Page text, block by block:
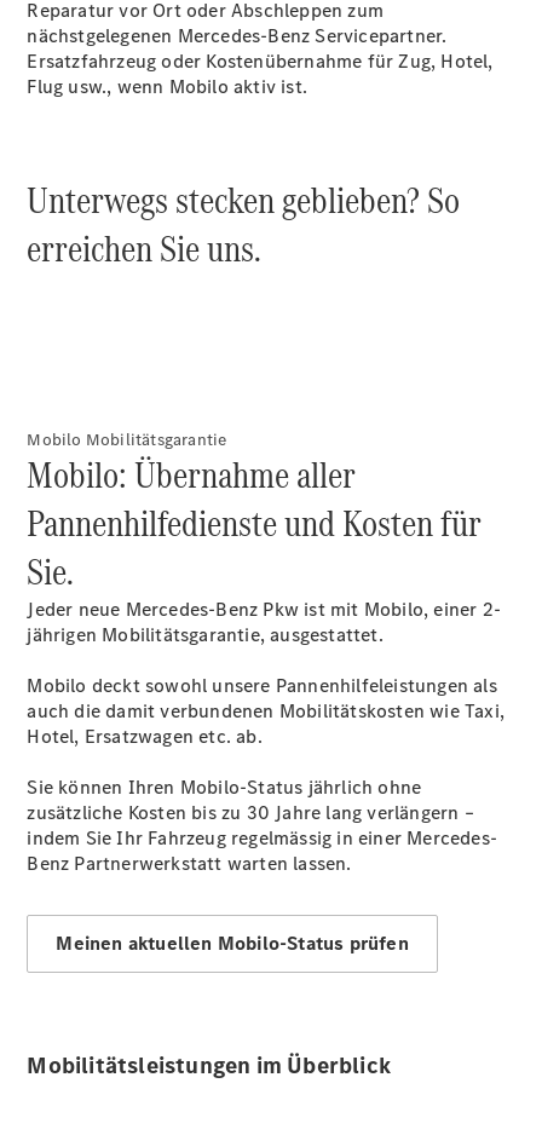
Reifen
Wartung,
Reparatur
&
Reparatur
Service &
Garantie
Rückrufe
Ersatzteile
Digitale
Fahrzeugzubehör
Collection
Betriebsanleitungen
Reparatur vor Ort oder Abschleppen zum
nächstgelegenen Mercedes-Benz Servicepartner.
Ersatzfahrzeug oder Kostenübernahme für Zug, Hotel,
Flug usw., wenn Mobilo aktiv ist.
Unterwegs stecken geblieben? So
erreichen Sie uns.
Mobilo Mobilitätsgarantie
Mobilo: Übernahme aller
Pannenhilfedienste und Kosten für
Sie.
Jeder neue Mercedes-Benz Pkw ist mit Mobilo, einer 2-
jährigen Mobilitätsgarantie, ausgestattet.
Mobilo deckt sowohl unsere Pannenhilfeleistungen als
auch die damit verbundenen Mobilitätskosten wie Taxi,
Hotel, Ersatzwagen etc. ab.
Sie können Ihren Mobilo-Status jährlich ohne
zusätzliche Kosten bis zu 30 Jahre lang verlängern –
indem Sie Ihr Fahrzeug regelmässig in einer Mercedes-
Benz Partnerwerkstatt warten lassen.
Meinen aktuellen Mobilo-Status prüfen
Mobilitätsleistungen im Überblick